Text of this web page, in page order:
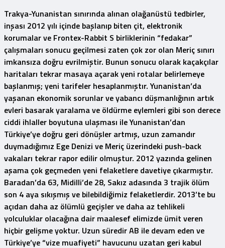
Trakya-Yunanistan sınırında alınan olağanüstü tedbirler,
inşası 2012 yılı içinde başlanıp biten çit, elektronik
korumalar ve Frontex-Rabbit S birliklerinin “fedakar”
çalışmaları sonucu geçilmesi zaten çok zor olan Meriç sınırı
imkansıza doğru evrilmiştir. Bunun sonucu olarak kaçakçılar
haritaları tekrar masaya açarak yeni rotalar belirlemeye
başlanmış; yeni tarifeler hesaplanmıştır. Yunanistan’da
yaşanan ekonomik sorunlar ve yabancı düşmanlığının artık
evleri basarak yaralama ve öldürme eylemleri gibi son derece
ciddi ihlaller boyutuna ulaşması ile Yunanistan’dan
Türkiye’ye doğru geri dönüşler artmış, uzun zamandır
duymadığımız Ege Denizi ve Meriç üzerindeki push-back
vakaları tekrar rapor edilir olmuştur. 2012 yazında gelinen
aşama çok geçmeden yeni felaketlere davetiye çıkarmıştır.
Baradan’da 63, Midilli’de 28, Sakız adasında 3 trajik ölüm
son 4 aya sıkışmış ve bilebildiğimiz felaketlerdir. 2013’te bu
açıdan daha az ölümlü geçişler ve daha az tehlikeli
yolculuklar olacağına dair maalesef elimizde ümit veren
hiçbir gelişme yoktur. Uzun süredir AB ile devam eden ve
Türkiye’ye “vize muafiyeti” havucunu uzatan geri kabul